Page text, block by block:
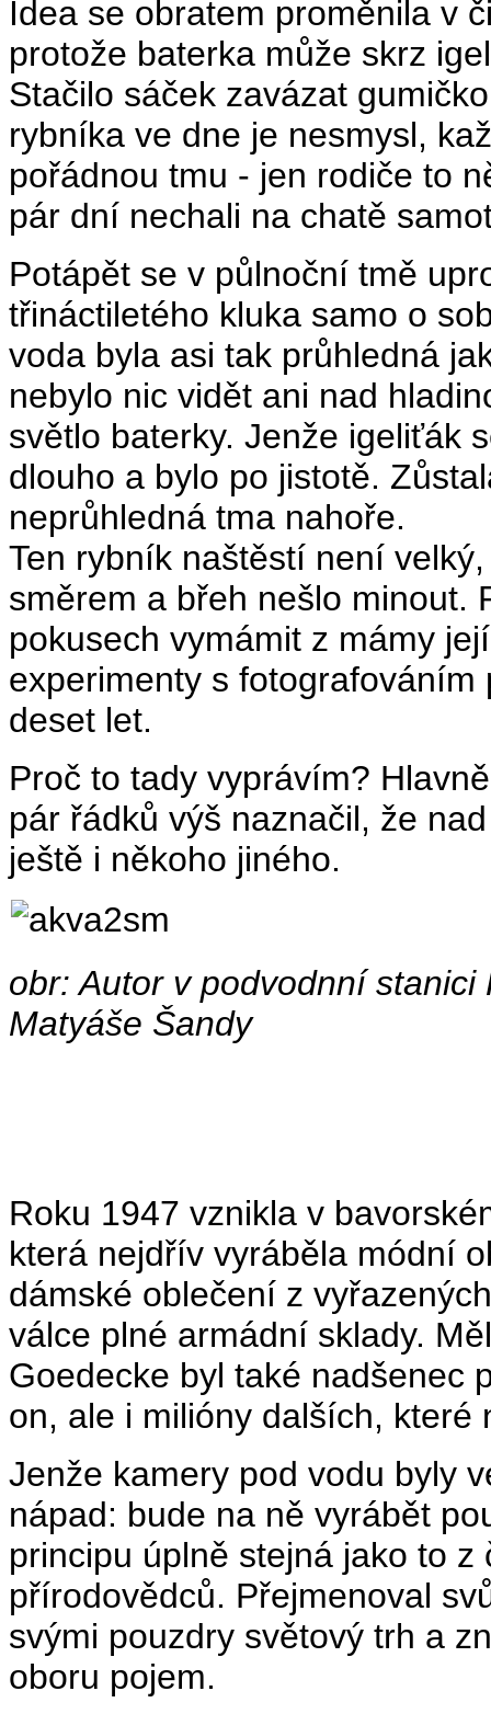
Idea se obratem proměnila v
protože baterka může skrz
Stačilo sáček zavázat
rybníka ve dne je nesmysl,
pořádnou tmu - jen rodiče to
pár dní nechali na chatě
Potápět se v půlnoční tmě
třináctiletého kluka samo o
voda byla asi tak průhledná
nebylo nic vidět ani nad
světlo baterky. Jenže igeliťák
dlouho a bylo po jistotě.
neprůhledná tma nahoře.
Ten rybník naštěstí není
směrem a břeh nešlo minout.
pokusech vymámit z mámy
experimenty s
deset let.
Proč to tady vyprávím?
pár řádků výš naznačil, že
ještě i někoho jiného.
obr: Autor v podvodnní
Matyáše Šandy
Roku 1947 vznikla v
která nejdřív vyráběla módní
dámské oblečení z
válce plné armádní sklady.
Goedecke byl také nadšenec
on, ale i milióny dalších, které
Jenže kamery pod vodu byly
nápad: bude na ně vyrábět
principu úplně stejná jako to
přírodovědců. Přejmenoval
svými pouzdry světový trh a
oboru pojem.